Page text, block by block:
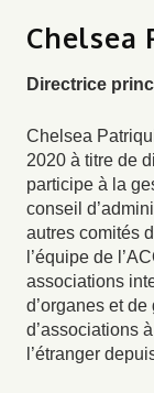
Chelsea
Directrice
Chelsea
2020 à titre de
participe à la
conseil
autres comités
l’équipe de
associations
d’organes et
d’associations
l’étranger